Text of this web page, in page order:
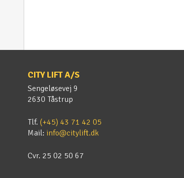
CITY LIFT A/S
Sengeløsevej 9
2630 Tåstrup
Tlf. (+45) 43 71 42 05
Mail: info@citylift.dk
Cvr. 25 02 50 67